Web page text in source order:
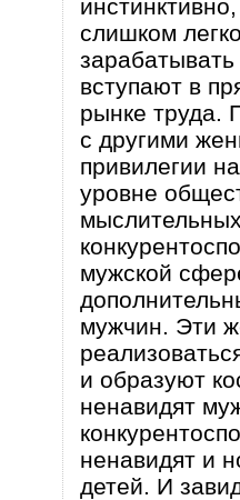
слишком
вступают в
рынке труда.
с другими
привилегии
уровне
мужской
мужчин. Эти
и образуют
ненавидят
ненавидят и
детей. И